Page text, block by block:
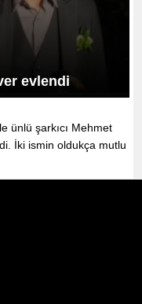
evlendi
ünlü şarkıcı Mehmet
İki ismin oldukça mutlu